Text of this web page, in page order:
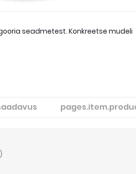
seadmetest. Konkreetse mudeli
)